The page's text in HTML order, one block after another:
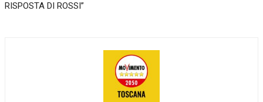
RISPOSTA DI ROSSI”